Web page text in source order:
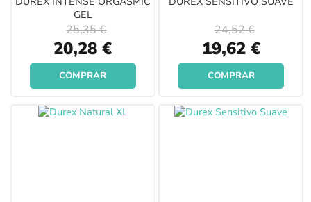
GEL
Special
Price
20,28 €
25,35 €
COMPRAR
Special
Price
19,62 €
24,52 €
COMPRAR